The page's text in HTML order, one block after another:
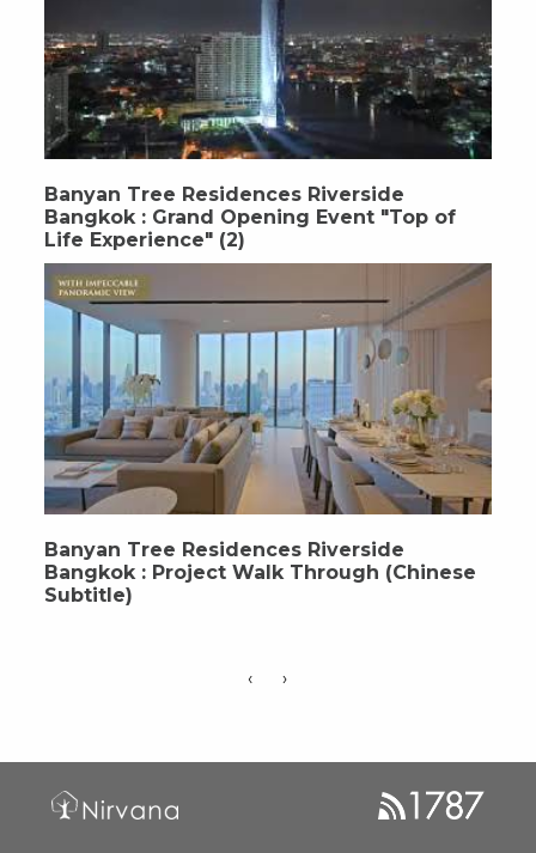
Banyan Tree Residences Riverside
Bangkok : Grand Opening Event "Top of
Life Experience" (2)
Banyan Tree Residences Riverside
Bangkok : Project Walk Through (Chinese
Subtitle)
‹ ›